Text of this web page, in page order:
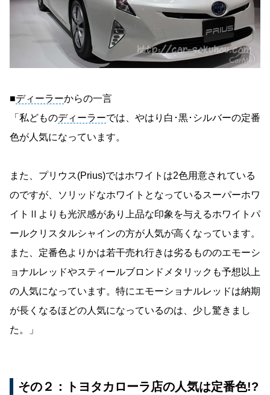
■ディーラーからの一言
「私どものディーラーでは、やはり白･黒･シルバーの定番
色が人気になっています。
また、プリウス(Prius)ではホワイトは2色用意されている
のですが、ソリッドなホワイトとなっているスーパーホワ
イトⅡよりも光沢感があり上品な印象を与えるホワイトパ
ールクリスタルシャインの方が人気が高くなっています。
また、定番色よりかは若干売れ行きは劣るもののエモーシ
ョナルレッドやスティールブロンドメタリックも予想以上
の人気になっています。特にエモーショナルレッドは納期
が長くなるほどの人気になっているのは、少し驚きまし
た。」
その２：トヨタカローラ店の人気は定番色!?